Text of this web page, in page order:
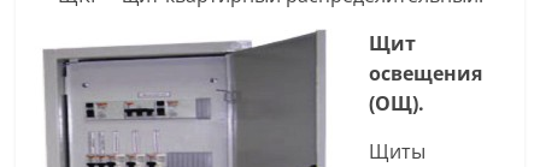
Щит
освещения
(ОЩ).
Щиты